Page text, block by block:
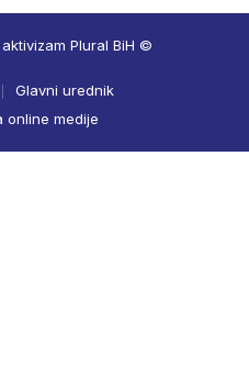
Plural BiH ©
Glavni urednik
online medije